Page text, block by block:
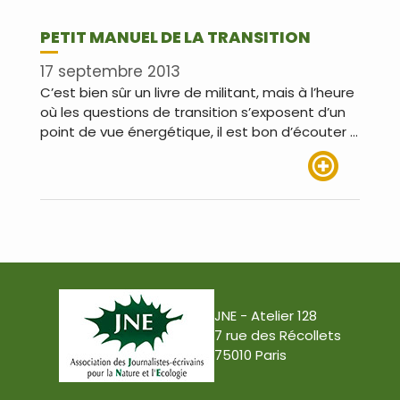
PETIT MANUEL DE LA TRANSITION
17 septembre 2013
C’est bien sûr un livre de militant, mais à l’heure
où les questions de transition s’exposent d’un
point de vue énergétique, il est bon d’écouter …
JNE - Atelier 128
7 rue des Récollets
75010 Paris